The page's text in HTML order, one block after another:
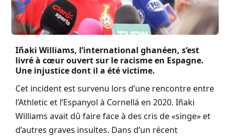
Iñaki Williams, l’international ghanéen, s’est
livré à cœur ouvert sur le racisme en Espagne.
Une injustice dont il a été victime.
Cet incident est survenu lors d’une rencontre entre
l’Athletic et l’Espanyol à Cornellá en 2020. Iñaki
Williams avait dû faire face à des cris de «singe» et
d’autres graves insultes. Dans d’un récent